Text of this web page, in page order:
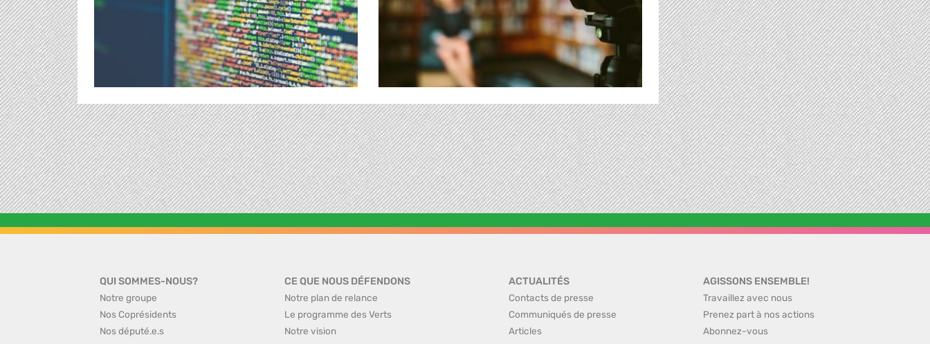
QUI SOMMES-NOUS?
Notre groupe
Nos Coprésidents
Nos député.e.s
CE QUE NOUS DÉFENDONS
Notre plan de relance
Le programme des Verts
Notre vision
ACTUALITÉS
Contacts de presse
Communiqués de presse
Articles
AGISSONS ENSEMBLE!
Travaillez avec nous
Prenez part à nos actions
Abonnez-vous